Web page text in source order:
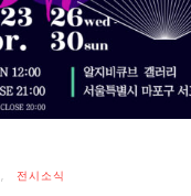
전시소식